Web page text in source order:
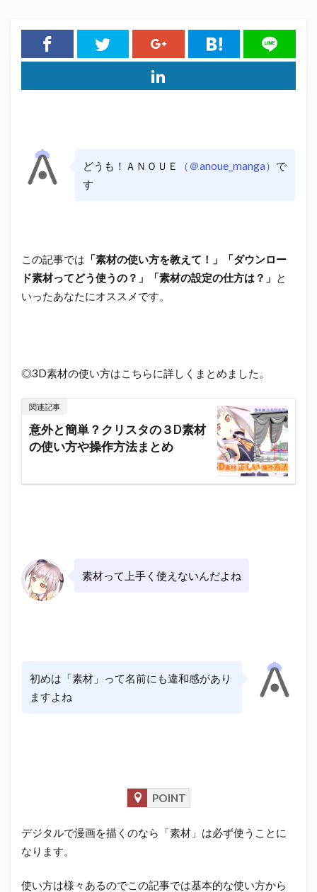
どうも！ＡＮＯＵＥ （＠anoue_manga） で
す
この記事では 「素材の使い方を教えて！」「ダウンロー
ド素材ってどう使うの？」「素材の設定の仕方は？」
と
いったあなたにオススメです。
◎3D素材の使い方はこちらに詳しくまとめました。
関連記事
意外と簡単？クリスタの３D素材
の使い方や操作方法まとめ
素材って上手く使えないんだよね
初めは「素材」って名前にも違和感があり
ますよね
POINT
デジタルで漫画を描くのなら「素材」は必ず使うことに
なります。
使い方は様々あるのでこの記事では基本的な使い方から